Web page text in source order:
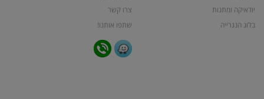
יודאיקה ומתנות
בלוג הנגרייה
צרו קשר
שתפו אותנו!